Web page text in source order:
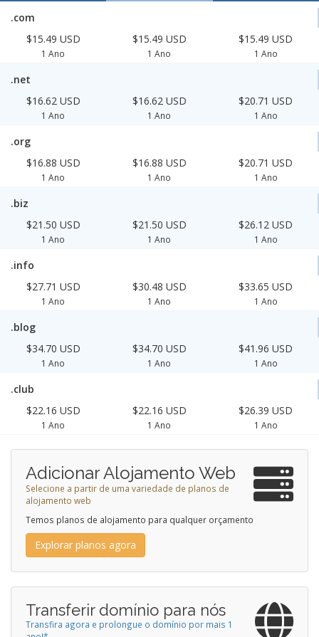
.com
$15.49 USD
1 Ano
$15.49 USD
1 Ano
$15.49 USD
1 Ano
.net
$16.62 USD
1 Ano
$16.62 USD
1 Ano
$20.71 USD
1 Ano
.org
$16.88 USD
1 Ano
$16.88 USD
1 Ano
$20.71 USD
1 Ano
.biz
$21.50 USD
1 Ano
$21.50 USD
1 Ano
$26.12 USD
1 Ano
.info
$27.71 USD
1 Ano
$30.48 USD
1 Ano
$33.65 USD
1 Ano
.blog
$34.70 USD
1 Ano
$34.70 USD
1 Ano
$41.96 USD
1 Ano
.club
$22.16 USD
1 Ano
$22.16 USD
1 Ano
$26.39 USD
1 Ano
Adicionar Alojamento Web
Selecione a partir de uma variedade de planos de
alojamento web
Temos planos de alojamento para qualquer orçamento
Explorar planos agora
Transferir domínio para nós
Transfira agora e prolongue o domínio por mais 1